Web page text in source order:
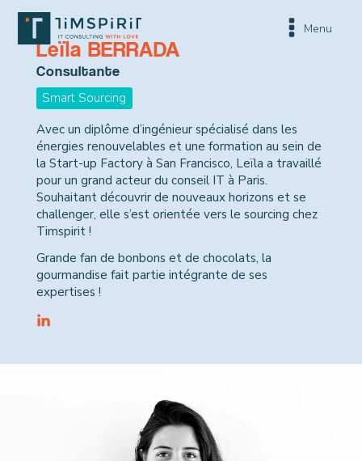
Menu
Leïla BERRADA
Consultante
Smart Sourcing
Avec un diplôme d’ingénieur spécialisé dans les
énergies renouvelables et une formation au sein de
la Start-up Factory à San Francisco, Leïla a travaillé
pour un grand acteur du conseil IT à Paris.
Souhaitant découvrir de nouveaux horizons et se
challenger, elle s’est orientée vers le sourcing chez
Timspirit !
Grande fan de bonbons et de chocolats, la
gourmandise fait partie intégrante de ses
expertises !